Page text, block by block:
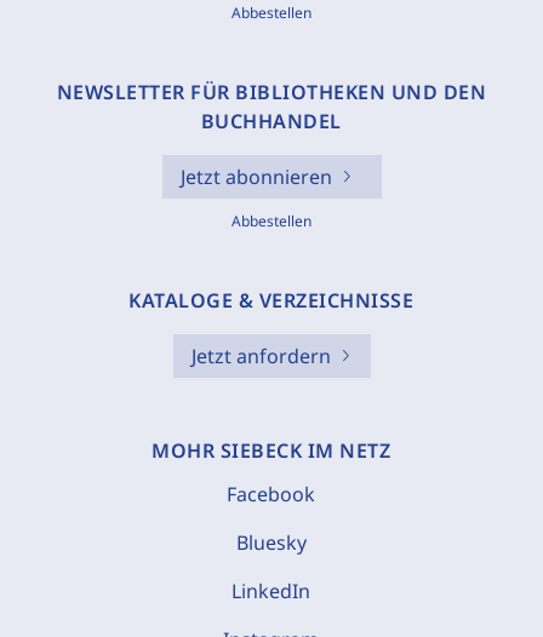
Abbestellen
NEWSLETTER FÜR BIBLIOTHEKEN UND DEN
BUCHHANDEL
Jetzt abonnieren
Abbestellen
KATALOGE & VERZEICHNISSE
Jetzt anfordern
MOHR SIEBECK IM NETZ
Facebook
Bluesky
LinkedIn